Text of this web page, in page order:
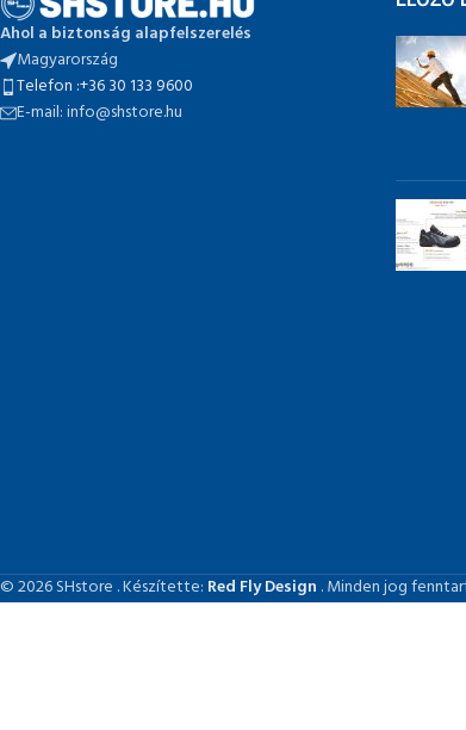
Ahol a biztonság alapfelszerelés
Magyarország
Telefon :+36 30 133 9600
E-mail: info@shstore.hu
© 2026 SHstore . Készítette: Red Fly Design . Minden jog